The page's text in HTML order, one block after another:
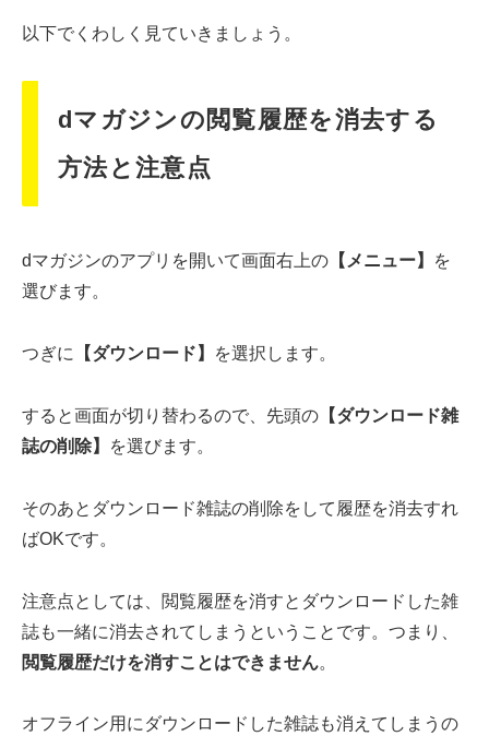
以下でくわしく見ていきましょう。
dマガジンの閲覧履歴を消去する
方法と注意点
dマガジンのアプリを開いて画面右上の 【メニュー】
を
選びます。
つぎに 【ダウンロード】 を選択します。
すると画面が切り替わるので、先頭の 【ダウンロード雑
誌の削除】
を選びます。
そのあとダウンロード雑誌の削除をして履歴を消去すれ
ばOKです。
注意点としては、閲覧履歴を消すとダウンロードした雑
誌も一緒に消去されてしまうということです。つまり、
閲覧履歴だけを消すことはできません。
オフライン用にダウンロードした雑誌も消えてしまうの